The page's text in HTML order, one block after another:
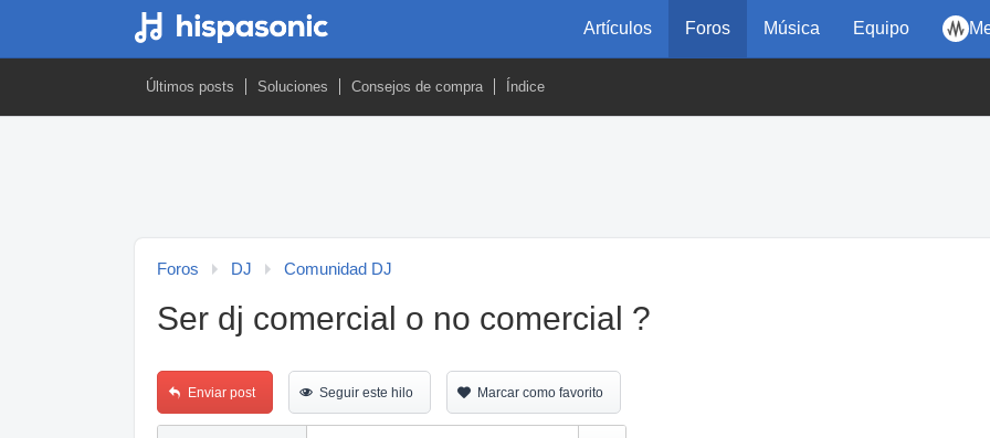
Artículos Foros Música Equipo
Últimos posts Soluciones Consejos de compra Índice
Foros DJ Comunidad DJ
Ser dj comercial o no comercial ?
Enviar post Seguir este hilo Marcar como favorito